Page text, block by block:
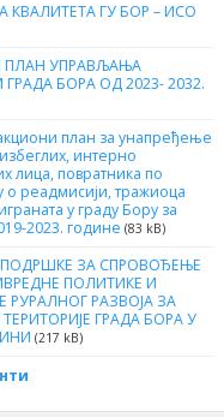
КВАЛИТЕТА ГУ БОР – ИСО
УПРАВЉАЊА
БОРА ОД 2023- 2032.
план за унапређење
интерно
лица, повратника по
о реадмисији, тражиоца
у граду Бору за
2023. године (83 kB)
ЗА СПРОВОЂЕЊЕ
ПОЛИТИКЕ И
РУРАЛНОГ РАЗВОЈА ЗА
ГРАДА БОРА У
(217 kB)